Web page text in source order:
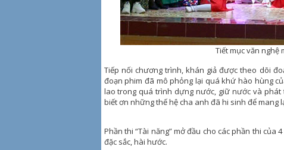
Tiết mục văn
Tiếp nối chương trình, khán giả được theo dõi
đoạn phim đã mô phỏng lại quá khứ hào hùng
lao trong quá trình dựng nước, giữ nước và phát
biết ơn những thế hệ cha anh đã hi sinh để mang
Phần thi “Tài năng” mở đầu cho các phần thi
đặc sắc, hài hước.